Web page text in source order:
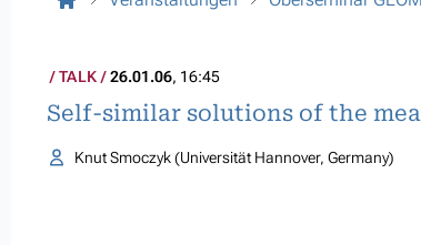
TALK 26.01.06, 16:45
Self-similar solutions of the
Knut Smoczyk (Universität Hannover, Germany)